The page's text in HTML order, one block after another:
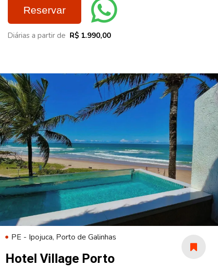
Reservar
Diárias a partir de R$ 1.990,00
PE - Ipojuca, Porto de Galinhas
Hotel Village Porto